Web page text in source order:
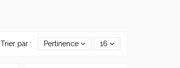
Trier par : Pertinence 16